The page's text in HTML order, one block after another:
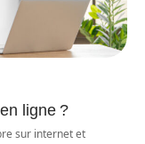
ligne ?
sur internet et